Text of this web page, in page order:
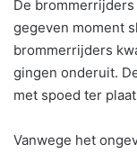
De
gegeven moment
brommerrijders
gingen onderuit.
met spoed ter
Vanwege het